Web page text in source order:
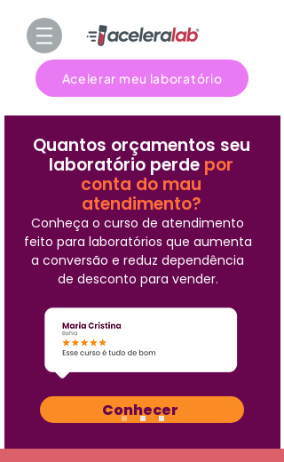
Acelerar meu laboratório
Quantos orçamentos seu
laboratório perde por
conta do mau
atendimento?
Conheça o curso de atendimento
feito para laboratórios que aumenta
a conversão e reduz dependência
de desconto para vender.
Conhecer